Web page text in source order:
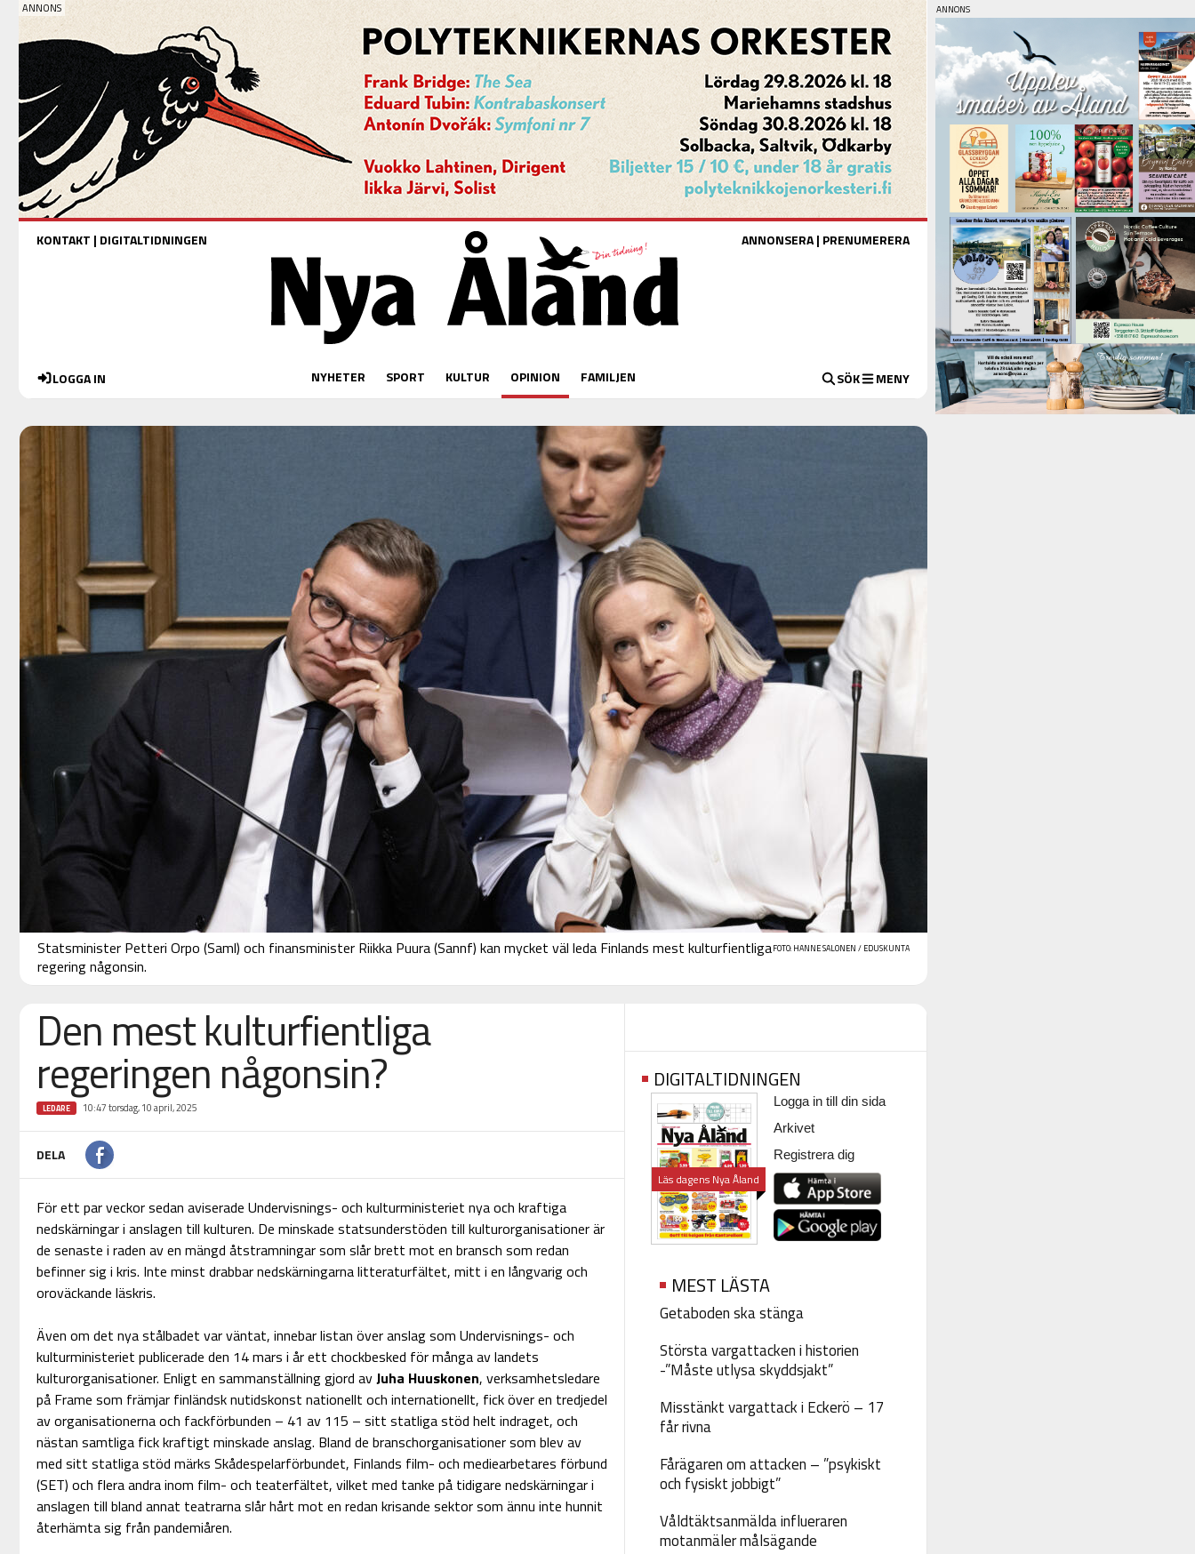
KONTAKT | DIGITALTIDNINGEN ANNONSERA| PRENUMERERA
LOGGA IN NYHETER SPORT KULTUR OPINION FAMILJEN SÖK MENY
FOTO: HANNE SALONEN / EDUSKUNTA
Statsminister Petteri Orpo (Saml) och finansminister Riikka Puura (Sannf) kan mycket väl leda Finlands mest kulturfientliga
regering någonsin.
Den mest kulturfientliga
regeringen någonsin?
LEDARE 10:47 torsdag, 10 april, 2025
DELA
För ett par veckor sedan aviserade Undervisnings- och kulturministeriet nya och kraftiga
nedskärningar i anslagen till kulturen. De minskade statsunderstöden till kulturorganisationer är
de senaste i raden av en mängd åtstramningar som slår brett mot en bransch som redan
befinner sig i kris. Inte minst drabbar nedskärningarna litteraturfältet, mitt i en långvarig och
oroväckande läskris.
Även om det nya stålbadet var väntat, innebar listan över anslag som Undervisnings- och
kulturministeriet publicerade den 14 mars i år ett chockbesked för många av landets
kulturorganisationer. Enligt en sammanställning gjord avJuha Huuskonen, verksamhetsledare
på Frame som främjar finländsk nutidskonst nationellt och internationellt, fick över en tredjedel
av organisationerna och fackförbunden – 41 av 115 – sitt statliga stöd helt indraget, och
nästan samtliga fick kraftigt minskade anslag. Bland de branschorganisationer som blev av
med sitt statliga stöd märks Skådespelarförbundet, Finlands film- och mediearbetares förbund
(SET) och flera andra inom film- och teaterfältet, vilket med tanke på tidigare nedskärningar i
anslagen till bland annat teatrarna slår hårt mot en redan krisande sektor som ännu inte hunnit
återhämta sig från pandemiåren.
DIGITALTIDNINGEN
Läs dagens Nya Åland
Logga in till din sida
Arkivet
Registrera dig
MEST LÄSTA
Getaboden ska stänga
Största vargattacken i historien
-”Måste utlysa skyddsjakt”
Misstänkt vargattack i Eckerö – 17
får rivna
Fårägaren om attacken – ”psykiskt
och fysiskt jobbigt”
Våldtäktsanmälda influeraren
motanmäler målsägande